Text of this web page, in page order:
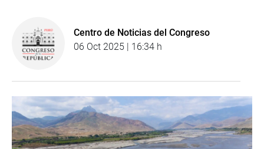
Centro de Noticias del Congreso
06 Oct 2025 | 16:34 h